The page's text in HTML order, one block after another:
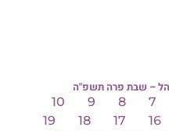
– שבת פרה תשפ"ה
7
8
9
10
16
17
18
19